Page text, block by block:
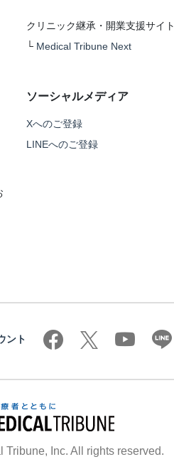
クリニック継承・開業支援サイト
└ Medical Tribune Next
ソーシャルメディア
Xへのご登録
LINEへのご登録
ント
Inc. All rights reserved.